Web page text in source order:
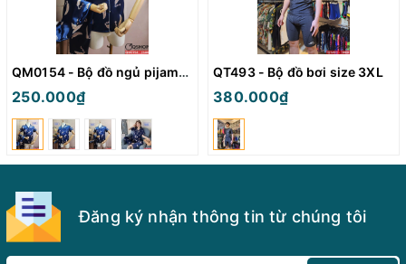
QM0154 - Bộ đồ ngủ pijama nữ
250.000₫
QT493 - Bộ đồ bơi size 3XL
380.000₫
Đăng ký nhận thông tin từ chúng tôi